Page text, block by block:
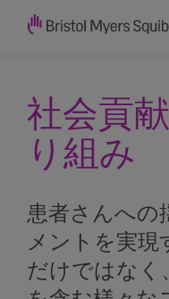
社会貢
り組み
患者さんへの
メントを実現
だけではなく